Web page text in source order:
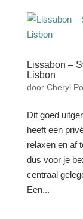
Lissabon –
Lisbon
door Cheryl
Dit goed
heeft een
relaxen en af
dus voor je
centraal
Een...